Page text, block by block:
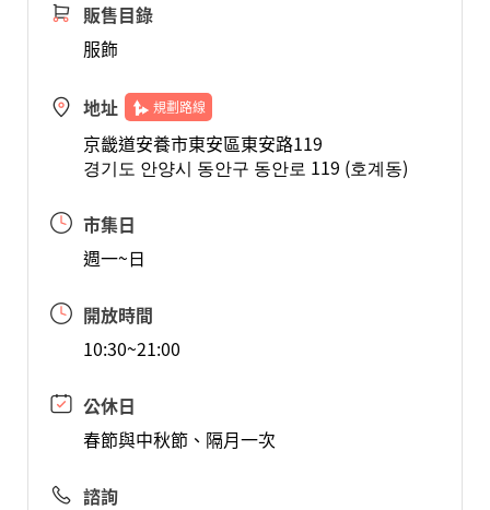
販售目錄
服飾
地址 規劃路線
京畿道安養市東安區東安路119
경기도 안양시 동안구 동안로 119 (호계동)
市集日
週一~日
開放時間
10:30~21:00
公休日
春節與中秋節、隔月一次
諮詢